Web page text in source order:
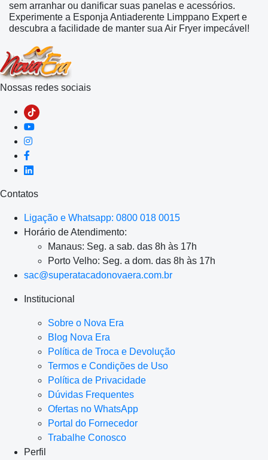
sem arranhar ou danificar suas panelas e acessórios.
Experimente a Esponja Antiaderente Limppano Expert e
descubra a facilidade de manter sua Air Fryer impecável!
Nossas redes sociais
Contatos
Ligação e Whatsapp: 0800 018 0015
Horário de Atendimento:
Manaus: Seg. a sab. das 8h às 17h
Porto Velho: Seg. a dom. das 8h às 17h
sac@superatacadonovaera.com.br
Institucional
Sobre o Nova Era
Blog Nova Era
Política de Troca e Devolução
Termos e Condições de Uso
Política de Privacidade
Dúvidas Frequentes
Ofertas no WhatsApp
Portal do Fornecedor
Trabalhe Conosco
Perfil